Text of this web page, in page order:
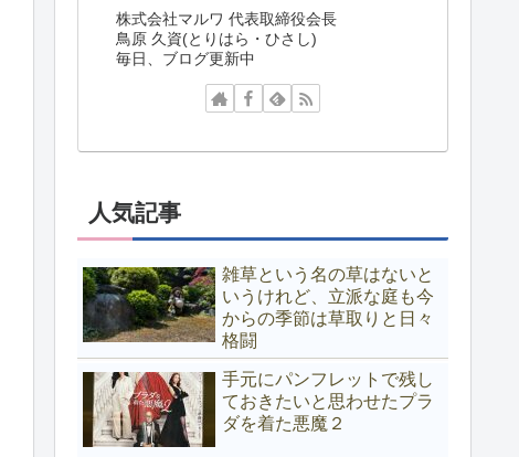
株式会社マルワ 代表取締役会長
鳥原 久資(とりはら・ひさし)
毎日、ブログ更新中
人気記事
雑草という名の草はないと
いうけれど、立派な庭も今
からの季節は草取りと日々
格闘
手元にパンフレットで残し
ておきたいと思わせたプラ
ダを着た悪魔２